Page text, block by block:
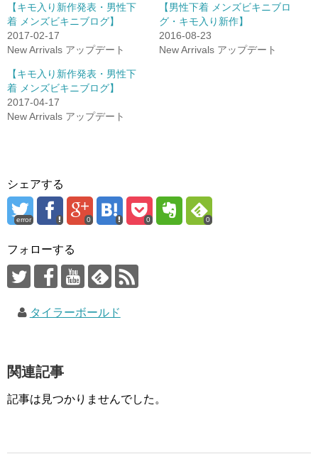
【キモ入り新作発表・男性下
着 メンズビキニブログ】
2017-02-17
New Arrivals アップデート
【男性下着 メンズビキニブロ
グ・キモ入り新作】
2016-08-23
New Arrivals アップデート
【キモ入り新作発表・男性下
着 メンズビキニブログ】
2017-04-17
New Arrivals アップデート
シェアする
error 0 0 0
フォローする
タイラーボールド
関連記事
記事は見つかりませんでした。